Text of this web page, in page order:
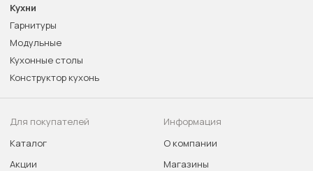
Кухни
Гарнитуры
Модульные
Кухонные столы
Конструктор кухонь
Для покупателей
Каталог
Акции
Информация
О компании
Магазины